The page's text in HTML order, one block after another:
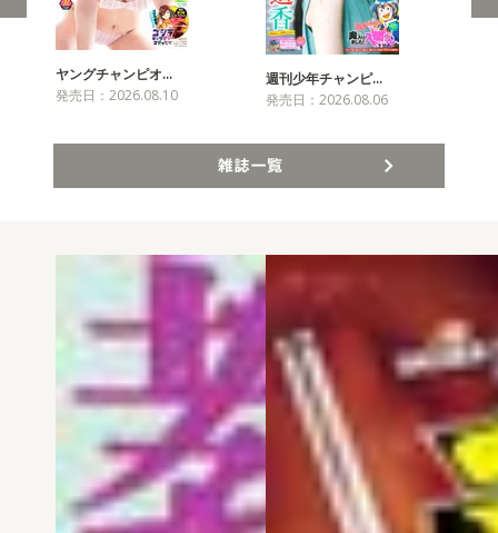
ヤングチャンピオ…
発売日：2026.08.10
週刊少年チャンピ…
発売日：2026.08.06